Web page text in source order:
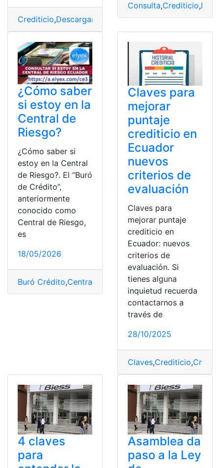
Crediticio,Descargar Deudas,Gratis,PDF,Revisar,Score
Consulta,Crediticio,
¿Cómo saber
si estoy en la
Central de
Riesgo?
¿Cómo saber si
estoy en la Central
de Riesgo?. El “Buró
de Crédito”,
anteriormente
conocido como
Central de Riesgo,
es
18/05/2026
Buró Crédito,Central de Riesgos,Créditos,Puntaje
Claves para
mejorar
puntaje
crediticio en
Ecuador
nuevos
criterios de
evaluación
Claves para
mejorar puntaje
crediticio en
Ecuador: nuevos
criterios de
evaluación. Si
tienes alguna
inquietud recuerda
contactarnos a
través de
28/10/2025
Claves,Crediticio,
4 claves
para
Asamblea da
paso a la Ley